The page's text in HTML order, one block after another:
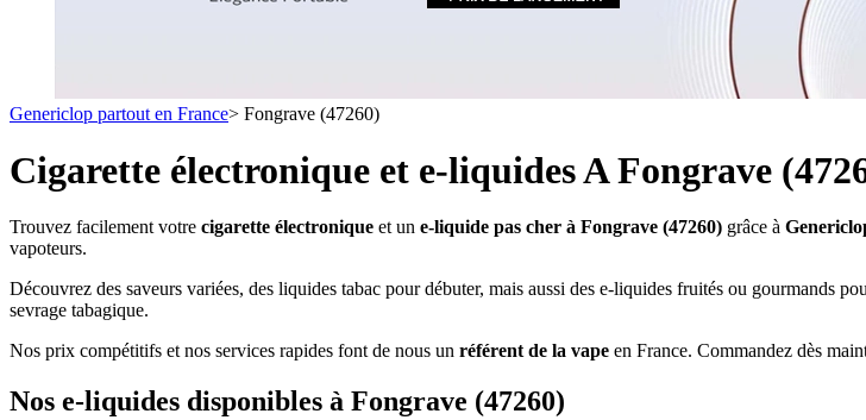
MAXI FORMATS
100ml et +
simple d'emploi
Pods & Formats Poche
Genericlop partout en France> Fongrave (47260)
Cigarette électronique et e-liquides A Fongrave
Trouvez facilement votre cigarette électronique et un e-liquide pas cher à Fongrave (47260) grâce à
vapoteurs.
Découvrez des saveurs variées, des liquides tabac pour débuter, mais aussi des e-liquides fruités ou gourmands
sevrage tabagique.
Nos prix compétitifs et nos services rapides font de nous un référent de la vape en France. Commandez dès
Nos e-liquides disponibles à Fongrave (47260)